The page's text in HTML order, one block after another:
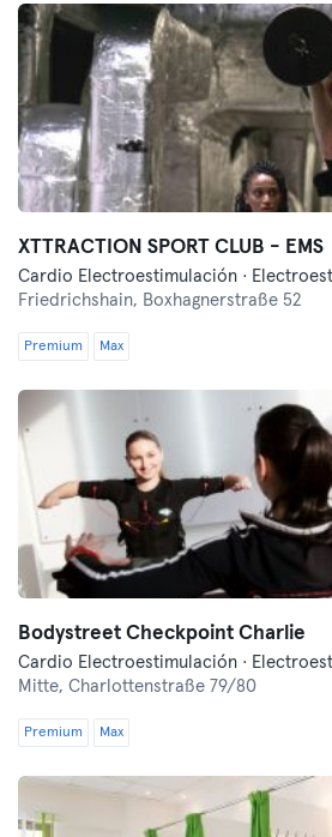
XTTRACTION SPORT CLUB - EMS
Cardio Electroestimulación ·
Friedrichshain, Boxhagnerstraße 52
Premium Max
Bodystreet Checkpoint Charlie
Cardio Electroestimulación ·
Mitte, Charlottenstraße 79/80
Premium Max